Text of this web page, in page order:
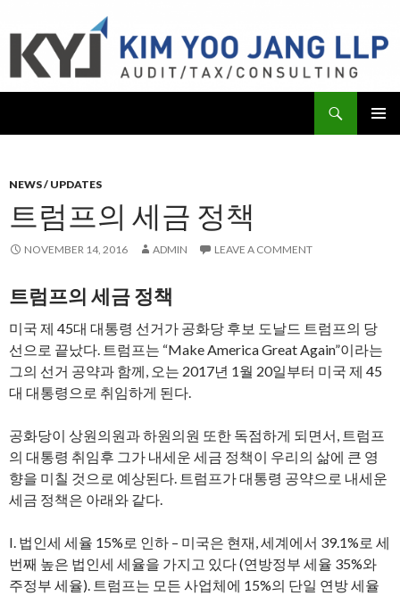
NEWS / UPDATES
트럼프의 세금 정책
NOVEMBER 14, 2016 ADMIN LEAVE A COMMENT
트럼프의 세금 정책
미국 제 45대 대통령 선거가 공화당 후보 도날드 트럼프의 당
선으로 끝났다. 트럼프는 “Make America Great Again”이라는
그의 선거 공약과 함께, 오는 2017년 1월 20일부터 미국 제 45
대 대통령으로 취임하게 된다.
공화당이 상원의원과 하원의원 또한 독점하게 되면서, 트럼프
의 대통령 취임후 그가 내세운 세금 정책이 우리의 삶에 큰 영
향을 미칠 것으로 예상된다. 트럼프가 대통령 공약으로 내세운
세금 정책은 아래와 같다.
I. 법인세 세율 15%로 인하 – 미국은 현재, 세계에서 39.1%로 세
번째 높은 법인세 세율을 가지고 있다 (연방정부 세율 35%와
주정부 세율). 트럼프는 모든 사업체에 15%의 단일 연방 세율